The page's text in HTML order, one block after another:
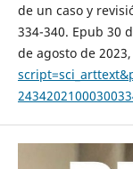
de un caso y
334-340. Epub 30
de agosto de